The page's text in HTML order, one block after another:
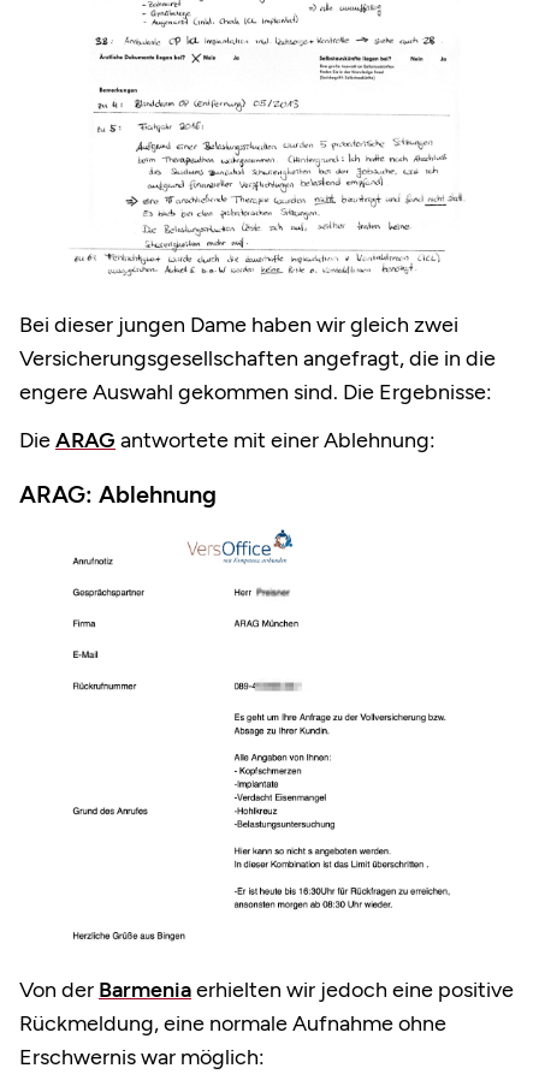
Bei dieser jungen Dame haben wir gleich zwei
Versicherungsgesellschaften angefragt, die in die
engere Auswahl gekommen sind. Die Ergebnisse:
DieARAG antwortete mit einer Ablehnung:
ARAG: Ablehnung
Von der Barmeniaerhielten wir jedoch eine positive
Rückmeldung, eine normale Aufnahme ohne
Erschwernis war möglich: